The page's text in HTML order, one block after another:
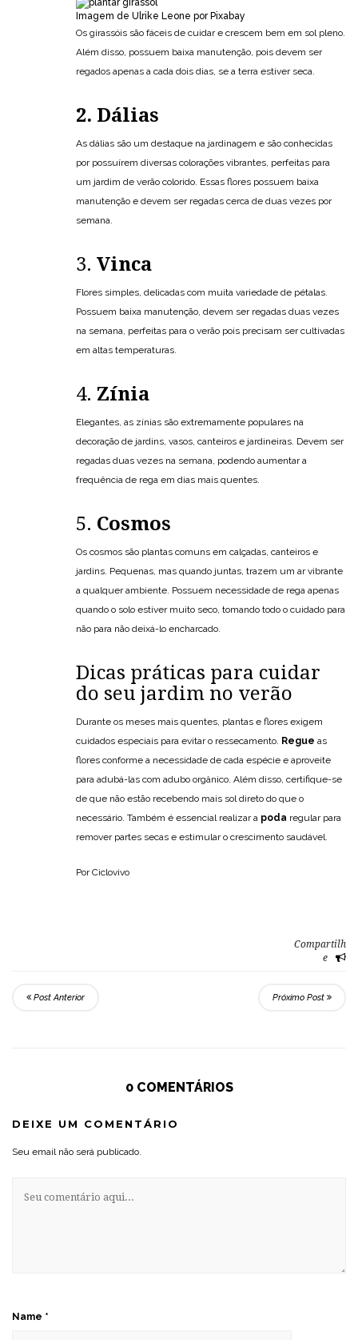
Imagem de Ulrike Leone por Pixabay
Os girassóis são fáceis de cuidar e crescem bem em sol pleno.
Além disso, possuem baixa manutenção, pois devem ser
regados apenas a cada dois dias, se a terra estiver seca.
2. Dálias
As dálias são um destaque na jardinagem e são conhecidas
por possuírem diversas colorações vibrantes, perfeitas para
um jardim de verão colorido. Essas flores possuem baixa
manutenção e devem ser regadas cerca de duas vezes por
semana.
3. Vinca
Flores simples, delicadas com muita variedade de pétalas.
Possuem baixa manutenção, devem ser regadas duas vezes
na semana, perfeitas para o verão pois precisam ser cultivadas
em altas temperaturas.
4. Zínia
Elegantes, as zínias são extremamente populares na
decoração de jardins, vasos, canteiros e jardineiras. Devem ser
regadas duas vezes na semana, podendo aumentar a
frequência de rega em dias mais quentes.
5. Cosmos
Os cosmos são plantas comuns em calçadas, canteiros e
jardins. Pequenas, mas quando juntas, trazem um ar vibrante
a qualquer ambiente. Possuem necessidade de rega apenas
quando o solo estiver muito seco, tomando todo o cuidado para
não para não deixá-lo encharcado.
Dicas práticas para cuidar
do seu jardim no verão
Durante os meses mais quentes, plantas e flores exigem
cuidados especiais para evitar o ressecamento. Regue as
flores conforme a necessidade de cada espécie e aproveite
para adubá-las com adubo orgânico. Além disso, certifique-se
de que não estão recebendo mais sol direto do que o
necessário. Também é essencial realizar a poda regular para
remover partes secas e estimular o crescimento saudável.
Por Ciclovivo
Compartilh
e
Post Anterior Próximo Post
0 COMENTÁRIOS
DEIXE UM COMENTÁRIO
Seu email não será publicado.
Name *